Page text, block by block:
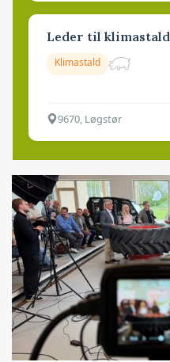
Leder til klimastald
Klimastald
9670, Løgstør